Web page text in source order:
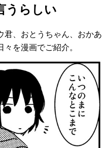
うらしい
君、おとうちゃん、おかあ
を漫画でご紹介。